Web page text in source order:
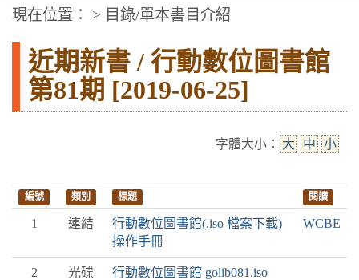
:::中央區塊
現在位置： > 目錄/單本書目介紹
近期新書 / 行動數位圖書館
第81期 [2019-06-25]
字體大小： 大 中 小
編號 類別 標題 閱讀
1 連結
行動數位圖書館(.iso 檔案下載)
操作手冊
WCBE
2 光碟 行動數位圖書館 golib081.iso